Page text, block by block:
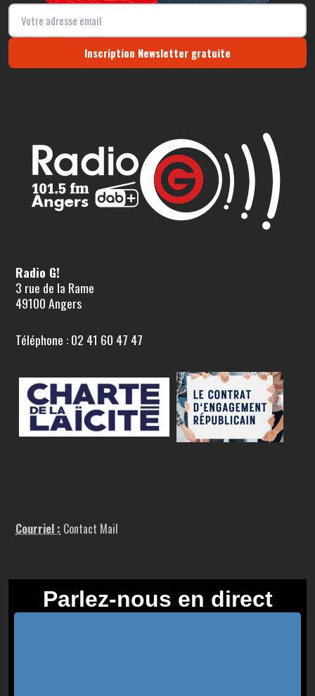
Inscription Newsletter gratuite
Radio G!
3 rue de la Rame
49100 Angers
Téléphone : 02 41 60 47 47
Courriel : Contact Mail